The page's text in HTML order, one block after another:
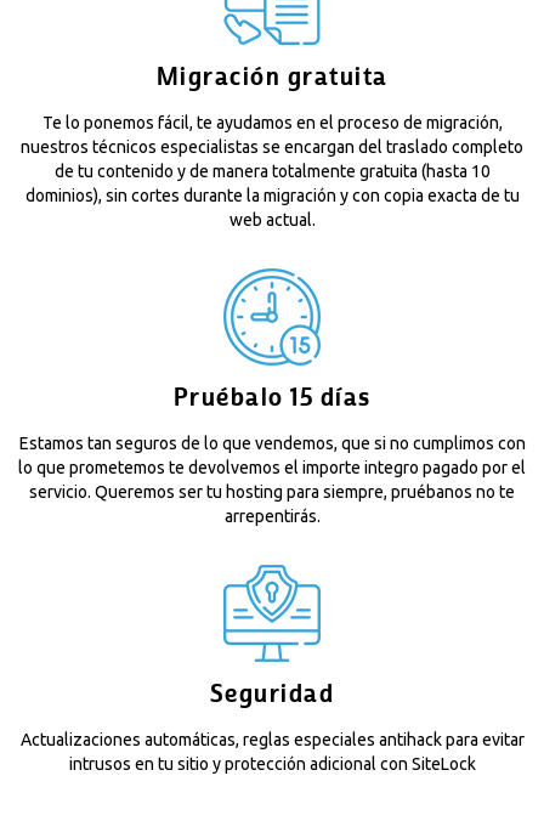
Migración gratuita
Te lo ponemos fácil, te ayudamos en el proceso de migración,
nuestros técnicos especialistas se encargan del traslado completo
de tu contenido y de manera totalmente gratuita (hasta 10
dominios), sin cortes durante la migración y con copia exacta de tu
web actual.
Pruébalo 15 días
Estamos tan seguros de lo que vendemos, que si no cumplimos con
lo que prometemos te devolvemos el importe integro pagado por el
servicio. Queremos ser tu hosting para siempre, pruébanos no te
arrepentirás.
Seguridad
Actualizaciones automáticas, reglas especiales antihack para evitar
intrusos en tu sitio y protección adicional con SiteLock